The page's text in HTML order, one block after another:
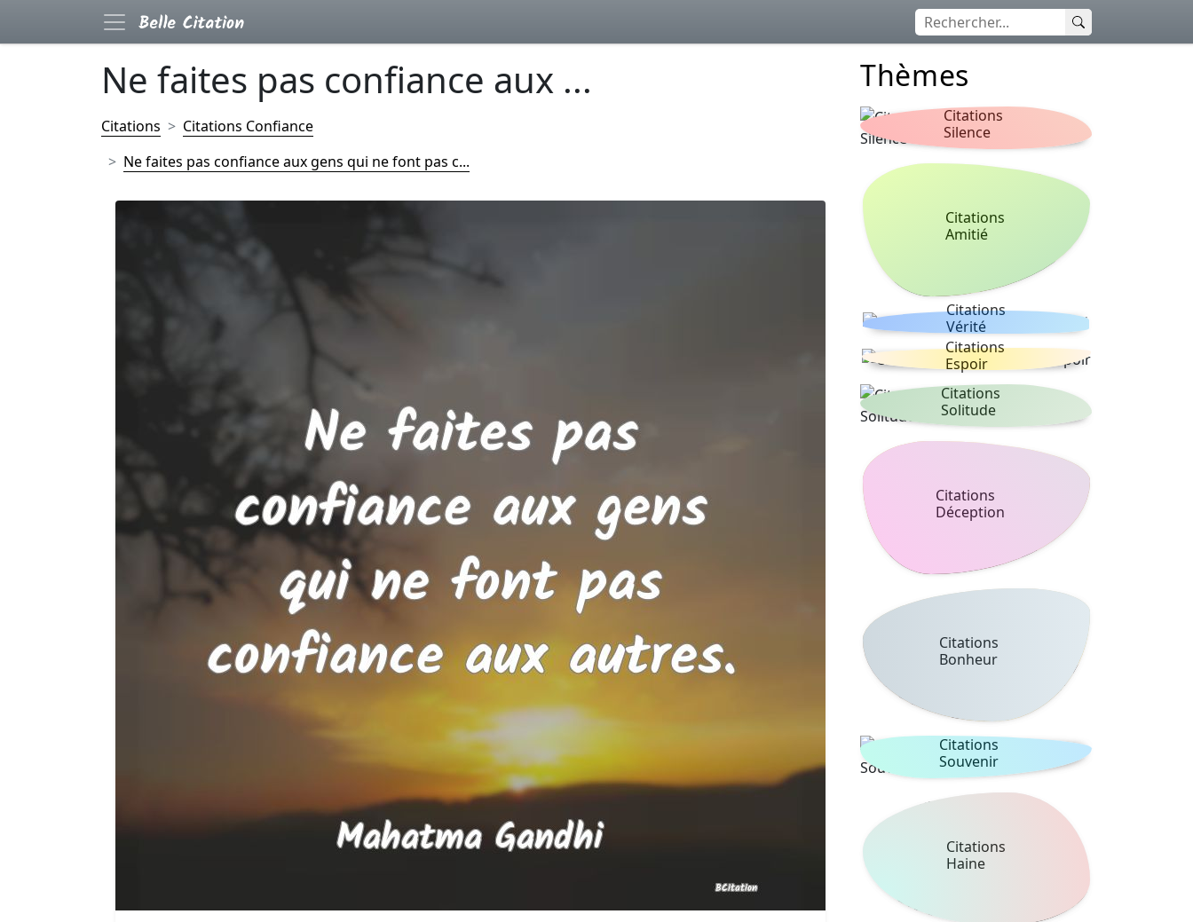
Ne faites pas confiance aux ...
Citations
Citations Confiance
Ne faites pas confiance aux gens qui ne font pas c...
Thèmes
Citations
Silence
Citations
Amitié
Citations
Vérité
Citations
Espoir
Citations
Solitude
Citations
Déception
Citations
Bonheur
Citations
Souvenir
Citations
Haine